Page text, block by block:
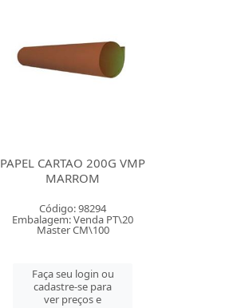
PAPEL CARTAO 200G VMP
MARROM
Código: 98294
Embalagem: Venda PT\20
Master CM\100
Faça seu login ou
cadastre-se para
ver preços e